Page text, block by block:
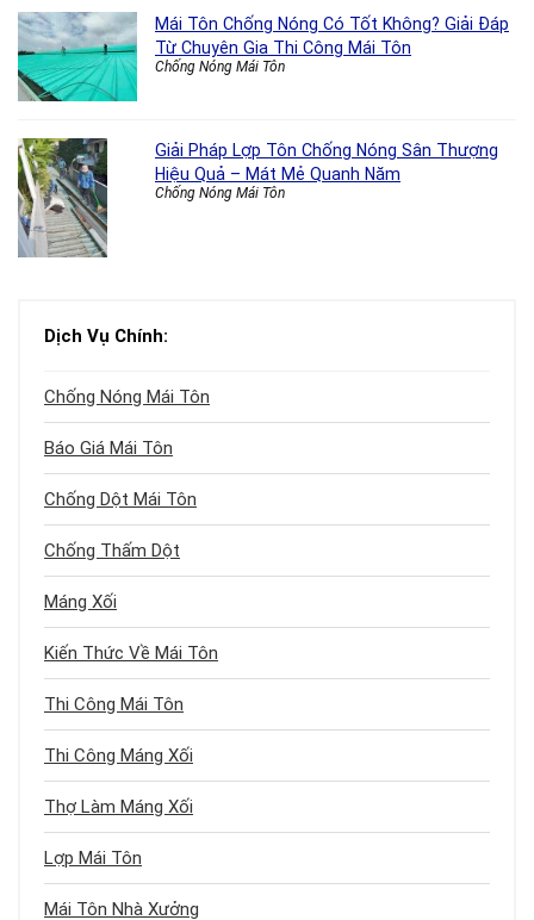
Mái Tôn Chống Nóng Có Tốt Không? Giải Đáp
Từ Chuyên Gia Thi Công Mái Tôn
Chống Nóng Mái Tôn
Giải Pháp Lợp Tôn Chống Nóng Sân Thượng
Hiệu Quả – Mát Mẻ Quanh Năm
Chống Nóng Mái Tôn
Dịch Vụ Chính:
Chống Nóng Mái Tôn
Báo Giá Mái Tôn
Chống Dột Mái Tôn
Chống Thấm Dột
Máng Xối
Kiến Thức Về Mái Tôn
Thi Công Mái Tôn
Thi Công Máng Xối
Thợ Làm Máng Xối
Lợp Mái Tôn
Mái Tôn Nhà Xưởng